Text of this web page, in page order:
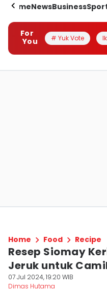
HomeNewsBusiness
For
You
# Yuk Vote
Home Food Recipe
Resep Siomay
Jeruk untuk
07 Jul 2024, 19:20 WIB
Dimas Hutama